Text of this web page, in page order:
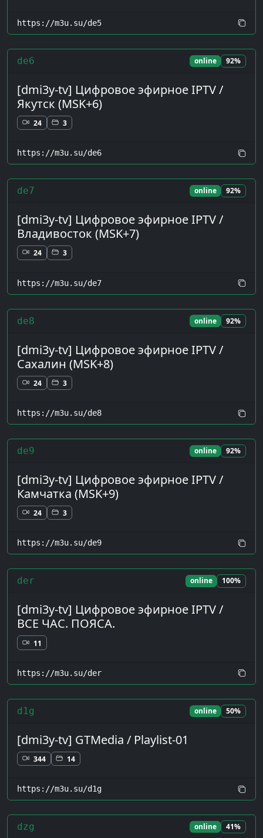
https://m3u.su/de5
de6 online 92%
[dmi3y-tv] Цифровое эфирное IPTV /
Якутск (MSK+6)
24 3
https://m3u.su/de6
de7 online 92%
[dmi3y-tv] Цифровое эфирное IPTV /
Владивосток (MSK+7)
24 3
https://m3u.su/de7
de8 online 92%
[dmi3y-tv] Цифровое эфирное IPTV /
Сахалин (MSK+8)
24 3
https://m3u.su/de8
de9 online 92%
[dmi3y-tv] Цифровое эфирное IPTV /
Камчатка (MSK+9)
24 3
https://m3u.su/de9
der online 100%
[dmi3y-tv] Цифровое эфирное IPTV /
ВСЕ ЧАС. ПОЯСА.
11
https://m3u.su/der
d1g online 50%
[dmi3y-tv] GTMedia / Playlist-01
344 14
https://m3u.su/d1g
dzg online 41%